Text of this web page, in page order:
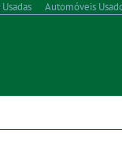
Automóveis